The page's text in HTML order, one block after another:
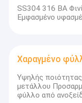
SS304 316 BA
Εμφασμένο
Χαραγμένο
Υψηλής
μετάλλου
φύλλο από